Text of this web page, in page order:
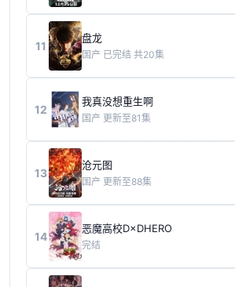
11
盘龙
国产 已完结 共20集
12
我真没想重生啊
国产 更新至81集
13
沧元图
国产 更新至88集
14
恶魔高校D×DHERO
完结